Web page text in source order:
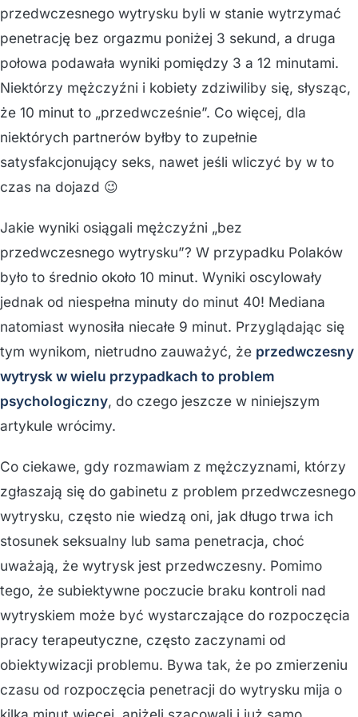
przedwczesnego wytrysku byli w stanie wytrzymać
penetrację bez orgazmu poniżej 3 sekund, a druga
połowa podawała wyniki pomiędzy 3 a 12 minutami.
Niektórzy mężczyźni i kobiety zdziwiliby się, słysząc,
że 10 minut to „przedwcześnie”. Co więcej, dla
niektórych partnerów byłby to zupełnie
satysfakcjonujący seks, nawet jeśli wliczyć by w to
czas na dojazd 😉
Jakie wyniki osiągali mężczyźni „bez
przedwczesnego wytrysku”? W przypadku Polaków
było to średnio około 10 minut. Wyniki oscylowały
jednak od niespełna minuty do minut 40! Mediana
natomiast wynosiła niecałe 9 minut. Przyglądając się
tym wynikom, nietrudno zauważyć, że przedwczesny
wytrysk w wielu przypadkach to problem
psychologiczny, do czego jeszcze w niniejszym
artykule wrócimy.
Co ciekawe, gdy rozmawiam z mężczyznami, którzy
zgłaszają się do gabinetu z problem przedwczesnego
wytrysku, często nie wiedzą oni, jak długo trwa ich
stosunek seksualny lub sama penetracja, choć
uważają, że wytrysk jest przedwczesny. Pomimo
tego, że subiektywne poczucie braku kontroli nad
wytryskiem może być wystarczające do rozpoczęcia
pracy terapeutyczne, często zaczynami od
obiektywizacji problemu. Bywa tak, że po zmierzeniu
czasu od rozpoczęcia penetracji do wytrysku mija o